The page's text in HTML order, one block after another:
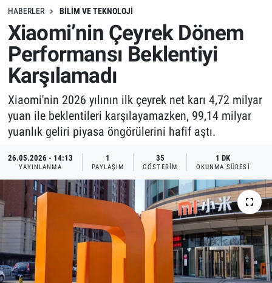
HABERLER BILIM VE TEKNOLOJI
Xiaomi’nin Çeyrek Dönem
Performansı Beklentiyi
Karşılamadı
Xiaomi'nin 2026 yılının ilk çeyrek net karı 4,72 milyar
yuan ile beklentileri karşılayamazken, 99,14 milyar
yuanlık geliri piyasa öngörülerini hafif aştı.
26.05.2026 - 14:13
YAYINLANMA
1
PAYLAŞIM
35
GÖSTERIM
1 DK
OKUNMA SÜRESI